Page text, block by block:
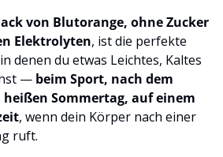
von Blutorange, ohne Zucker
Elektrolyten, ist die perfekte
denen du etwas Leichtes, Kaltes
— beim Sport, nach dem
Sommertag, auf einem
, wenn dein Körper nach einer
ruft.